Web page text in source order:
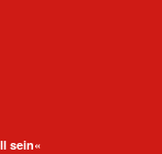
sein«